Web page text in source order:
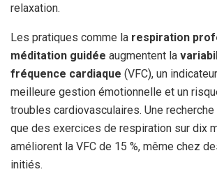
relaxation.
Les pratiques comme la respiration
méditation guidée augmentent la
fréquence cardiaque (VFC), un
meilleure gestion émotionnelle et un
troubles cardiovasculaires. Une
que des exercices de respiration sur dix
améliorent la VFC de 15 %, même chez
initiés.